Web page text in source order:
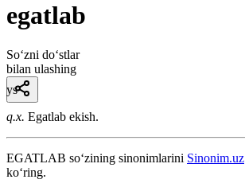
egatlab
So‘zni do‘stlar
bilan ulashing
ys
q.x. Egatlab ekish.
EGATLAB so‘zining sinonimlarini Sinonim.uz
ko‘ring.